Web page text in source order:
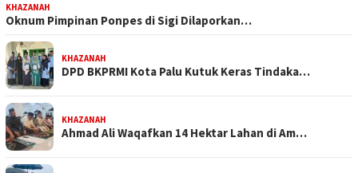
KHAZANAH
Oknum Pimpinan Ponpes di Sigi Dilaporkan…
KHAZANAH
DPD BKPRMI Kota Palu Kutuk Keras Tindaka…
KHAZANAH
Ahmad Ali Waqafkan 14 Hektar Lahan di Am…